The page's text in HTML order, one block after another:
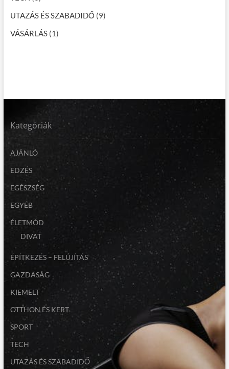
UTAZÁS ÉS SZABADIDŐ (9)
VÁSÁRLÁS(1)
Kategóriák
AJÁNLÓ
EDZÉS
EGÉSZSÉG
EGYÉB
ÉLETMÓD
DIVAT
ÉPÍTKEZÉS – FELÚJÍTÁS
GAZDASÁG
KIEMELT
OTTHON ÉS KERT
SPORT
TECH
UTAZÁS ÉS SZABADIDŐ